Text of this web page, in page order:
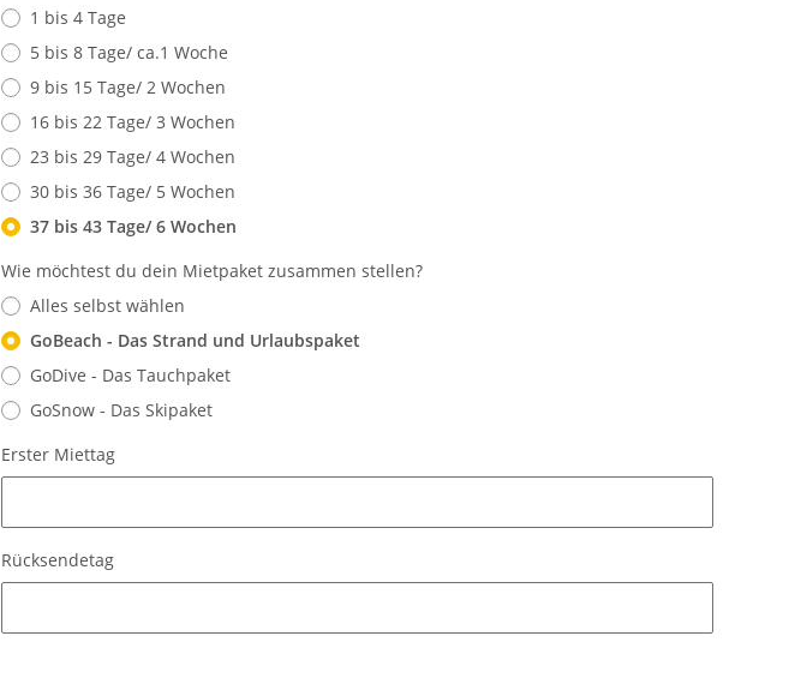
1 bis 4 Tage
5 bis 8 Tage/ ca.1 Woche
9 bis 15 Tage/ 2 Wochen
16 bis 22 Tage/ 3 Wochen
23 bis 29 Tage/ 4 Wochen
30 bis 36 Tage/ 5 Wochen
37 bis 43 Tage/ 6 Wochen
Wie möchtest du dein Mietpaket zusammen stellen?
Alles selbst wählen
GoBeach - Das Strand und Urlaubspaket
GoDive - Das Tauchpaket
GoSnow - Das Skipaket
Erster Miettag
Rücksendetag